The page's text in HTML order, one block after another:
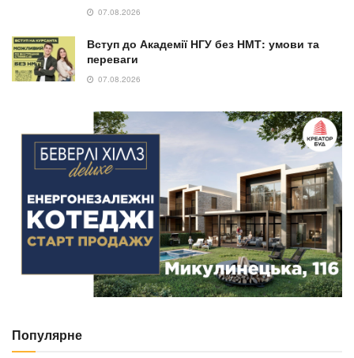
07.08.2026
Вступ до Академії НГУ без НМТ: умови та
переваги
07.08.2026
Популярне